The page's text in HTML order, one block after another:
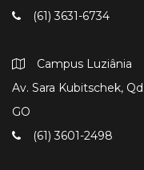
(61) 3631-6734
Campus Luziânia
Av. Sara Kubitschek,
GO
(61) 3601-2498